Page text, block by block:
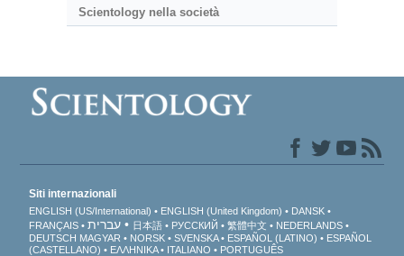
Scientology nella società
Siti internazionali
ENGLISH (US/International) ENGLISH (United Kingdom)
DANSK
FRANÇAIS
עברית 日本語 РУССКИЙ 繁體中文
NEDERLANDS
DEUTSCH MAGYAR NORSK SVENSKA ESPAÑOL (LATINO)
ESPAÑOL
(CASTELLANO)
ΕΛΛΗΝΙΚA ITALIANO PORTUGUÊS